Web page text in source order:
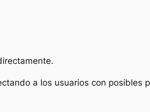
a los usuarios con posibles